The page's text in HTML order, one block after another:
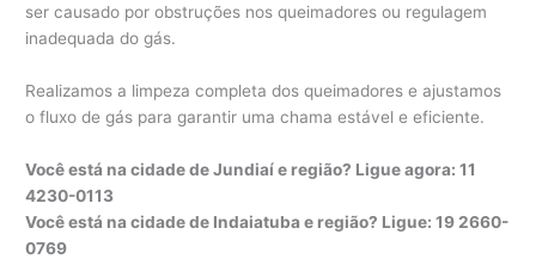
ser causado por obstruções nos queimadores ou regulagem
inadequada do gás.
Realizamos a limpeza completa dos queimadores e ajustamos
o fluxo de gás para garantir uma chama estável e eficiente.
Você está na cidade de Jundiaí e região? Ligue agora: 11
4230-0113
Você está na cidade de Indaiatuba e região? Ligue: 19 2660-
0769